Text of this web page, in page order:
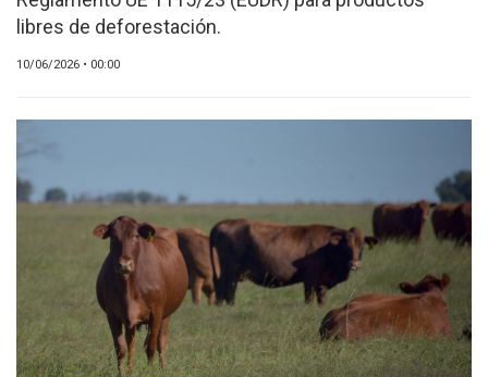
MARKETPLACE
CAPACITACIONES
DIRECTORIO
CALENDARIO
MEDIA KIT
TEMAS DESTACADOS
libres de deforestación.
10/06/2026 • 00:00